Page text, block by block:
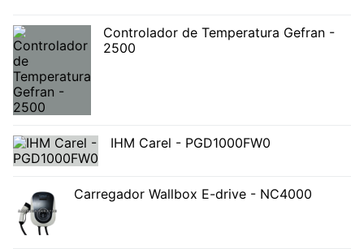
Controlador de Temperatura Gefran -
2500
IHM Carel - PGD1000FW0
Carregador Wallbox E-drive - NC4000